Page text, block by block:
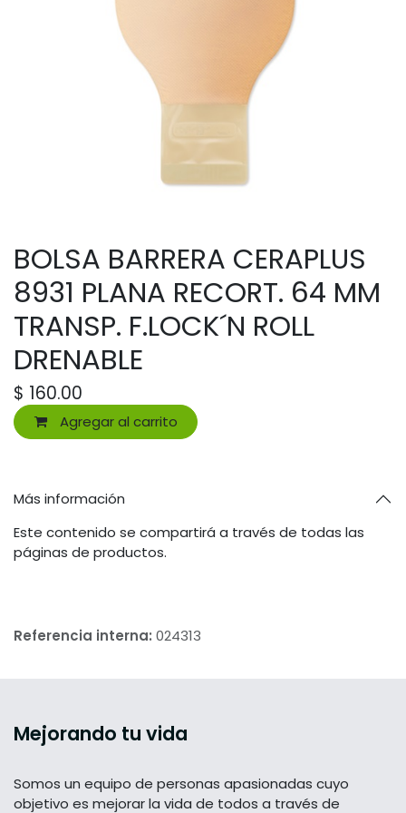
BOLSA BARRERA CERAPLUS
8931 PLANA RECORT. 64 MM
TRANSP. F.LOCK´N ROLL
DRENABLE
$ 160.00
Agregar al carrito
Más información
Este contenido se compartirá a través de todas las
páginas de productos.
Referencia interna: 024313
Mejorando tu vida
Somos un equipo de personas apasionadas cuyo
objetivo es mejorar la vida de todos a través de